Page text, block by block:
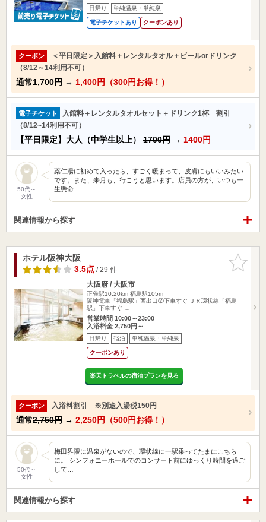
日帰り 単純温泉・単純泉
電子チケットあり クーポンあり
クーポン
＜平日限定＞入館料＋レンタルタオル＋ビールorドリンク
（8/12～14利用不可）
通常1,700円 → 1,400円（300円お得！）
電子チケット
入館料＋レンタルタオルセット＋ドリンク1杯 割引
（8/12~14利用不可）
【平日限定】大人（中学生以上） 1700円 → 1400円
50代～
女性
薬仁湯に初めて入ったら、すごく暖まって、皮膚にもいいみたい
です。また、来月も、行こうと思います。店員の方が、いつも一
生懸命…
関連情報から探す
お気に入
りに追加
ホテル阪神大阪
3.5点/ 29 件
大阪府 / 大阪市
正雀駅10.20km 福島駅105m
阪神電車「福島駅」西出口②下車すぐ ＪＲ環状線「福島
駅」下車すぐ …
営業時間 10:00～23:00
入浴料金 2,750円～
日帰り 宿泊 単純温泉・単純泉
クーポンあり
楽天トラベルの宿泊プランを見る
クーポン 入浴料割引 ※別途入湯税150円
通常2,750円 → 2,250円（500円お得！）
50代～
女性
梅田界隈に温泉がないので、環状線に一駅乗ってたまにこちら
に。 シンフォニーホールでのコンサート前にゆっくり時間を過ご
して…
関連情報から探す